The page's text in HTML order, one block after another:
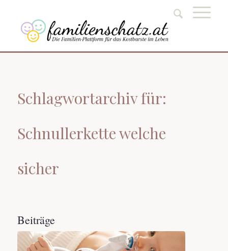
Schlagwortarchiv für:
Schnullerkette welche
sicher
Beiträge